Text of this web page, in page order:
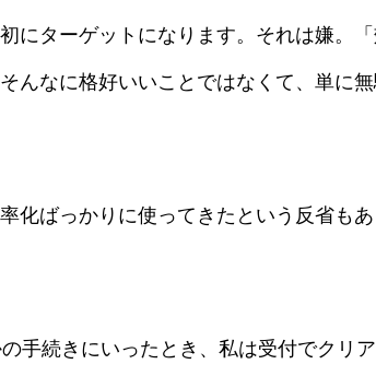
にターゲットになります。それは嫌。
んなに格好いいことではなくて、単に
化ばっかりに使ってきたという反省も
手続きにいったとき、私は受付でクリ